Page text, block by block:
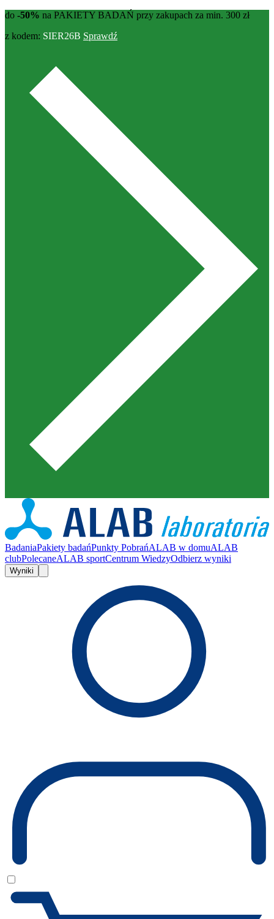
do -50% na PAKIETY BADAŃ przy zakupach za min. 300 zł
z kodem: SIER26B Sprawdź
BadaniaPakiety badańPunkty PobrańALAB w domuALAB
clubPolecaneALAB sportCentrum WiedzyOdbierz wyniki
Wyniki